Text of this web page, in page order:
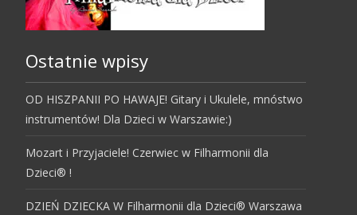
Ostatnie wpisy
OD HISZPANII PO HAWAJE! Gitary i Ukulele, mnóstwo
instrumentów! Dla Dzieci w Warszawie:)
Mozart i Przyjaciele! Czerwiec w Filharmonii dla
Dzieci® !
DZIEŃ DZIECKA W Filharmonii dla Dzieci® Warszawa